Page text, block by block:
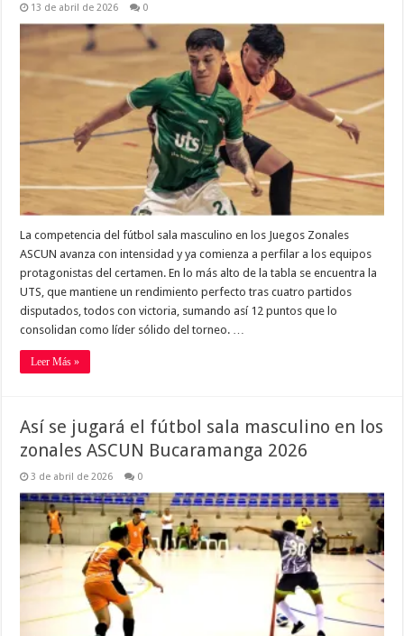
13 de abril de 2026 0
La competencia del fútbol sala masculino en los Juegos Zonales
ASCUN avanza con intensidad y ya comienza a perfilar a los equipos
protagonistas del certamen. En lo más alto de la tabla se encuentra la
UTS, que mantiene un rendimiento perfecto tras cuatro partidos
disputados, todos con victoria, sumando así 12 puntos que lo
consolidan como líder sólido del torneo. …
Leer Más »
Así se jugará el fútbol sala masculino en los
zonales ASCUN Bucaramanga 2026
3 de abril de 2026 0